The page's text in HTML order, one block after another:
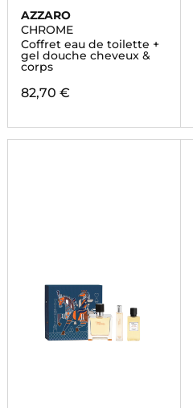
AZZARO
CHROME
Coffret eau de toilette +
gel douche cheveux &
corps
82,70 €